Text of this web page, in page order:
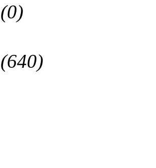
(0)
(640)